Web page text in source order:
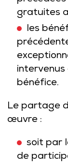
gratuites
les
bénéfice.
Le partage
œuvre :
soit par
de